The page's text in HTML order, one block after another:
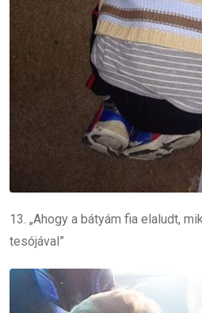
13. „Ahogy a bátyám fia elaludt,
tesójával”